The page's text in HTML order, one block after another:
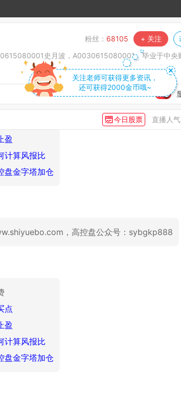
史月波，A0030615080001。毕业于中央财经大学金融专业，国内知名证
+ 关注
粉丝： 68105
关注老师可获得更多资讯，
还可获得2000金币哦~
今日股票 直播人气
，高控盘公众号：sybgkp888
盈
计算风报比
盘金字塔加仓
，高控盘公众号：sybgkp888
点
盈
计算风报比
盘金字塔加仓